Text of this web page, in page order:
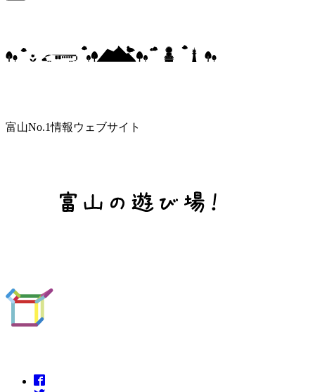
富山No.1情報ウェブサイト